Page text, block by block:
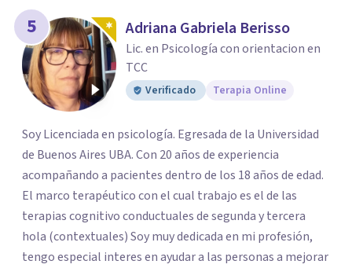
5 Adriana Gabriela Berisso
Lic. en Psicología con orientacion en
TCC
Verificado Terapia Online
Soy Licenciada en psicología. Egresada de la Universidad
de Buenos Aires UBA. Con 20 años de experiencia
acompañando a pacientes dentro de los 18 años de edad.
El marco terapéutico con el cual trabajo es el de las
terapias cognitivo conductuales de segunda y tercera
hola (contextuales) Soy muy dedicada en mi profesión,
tengo especial interes en ayudar a las personas a mejorar